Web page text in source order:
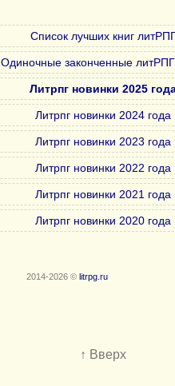
Список лучших книг
Одиночные законченные литРПГ
Литрпг новинки 2025
Литрпг новинки 2024 года
Литрпг новинки 2023 года
Литрпг новинки 2022 года
Литрпг новинки 2021 года
Литрпг новинки 2020 года
2014-2026 © litrpg.ru
↑ Вверх